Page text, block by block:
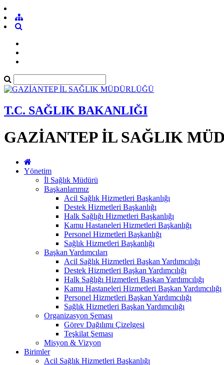
T.C. SAĞLIK BAKANLIĞI
GAZİANTEP İL SAĞLIK
Yönetim
İl Sağlık Müdürü
Başkanlarımız
Acil Sağlık Hizmetleri Başkanlığı
Destek Hizmetleri Başkanlığı
Halk Sağlığı Hizmetleri Başkanlığı
Kamu Hastaneleri Hizmetleri Başkanlığı
Personel Hizmetleri Başkanlığı
Sağlık Hizmetleri Başkanlığı
Başkan Yardımcıları
Acil Sağlık Hizmetleri Başkan Yardımcılığı
Destek Hizmetleri Başkan Yardımcılığı
Halk Sağlığı Hizmetleri Başkan Yardımcılığı
Kamu Hastaneleri Hizmetleri Başkan Yardımcılığı
Personel Hizmetleri Başkan Yardımcılığı
Sağlık Hizmetleri Başkan Yardımcılığı
Organizasyon Şeması
Görev Dağılımı Çizelgesi
Teşkilat Şeması
Misyon & Vizyon
Birimler
Acil Sağlık Hizmetleri Başkanlığı